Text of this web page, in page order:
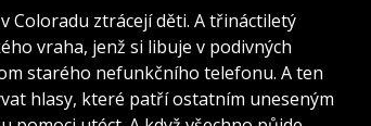
Coloradu ztrácejí děti. A třináctiletý
vraha, jenž si libuje v podivných
starého nefunkčního telefonu. A ten
hlasy, které patří ostatním uneseným